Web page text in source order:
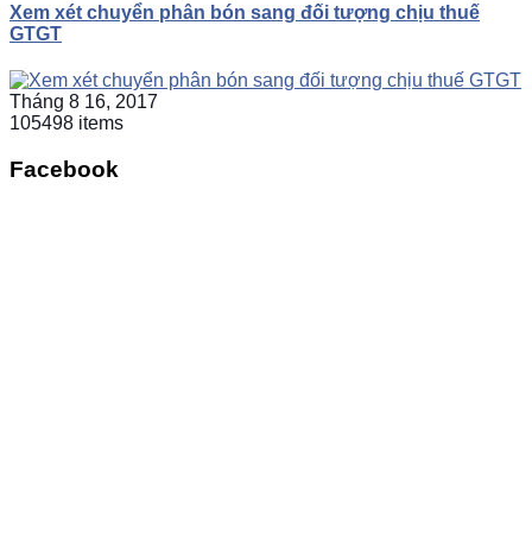
Xem xét chuyển phân bón sang đối tượng chịu thuế
GTGT
Tháng 8 16, 2017
105498 items
Facebook